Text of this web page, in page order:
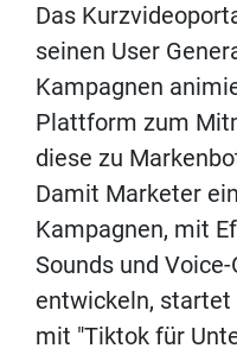
Das
seinen User
Kampagnen
Plattform zum
diese zu
Damit Marketer
Kampagnen, mit
Sounds und
entwickeln, startet
mit "Tiktok für